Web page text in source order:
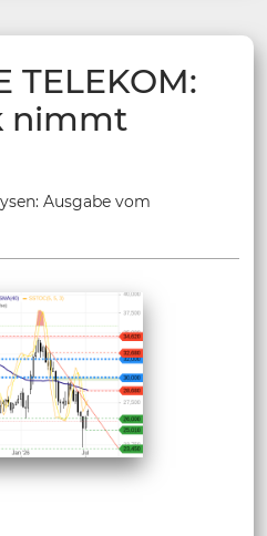
TELEKOM:
nimmt
Ausgabe vom